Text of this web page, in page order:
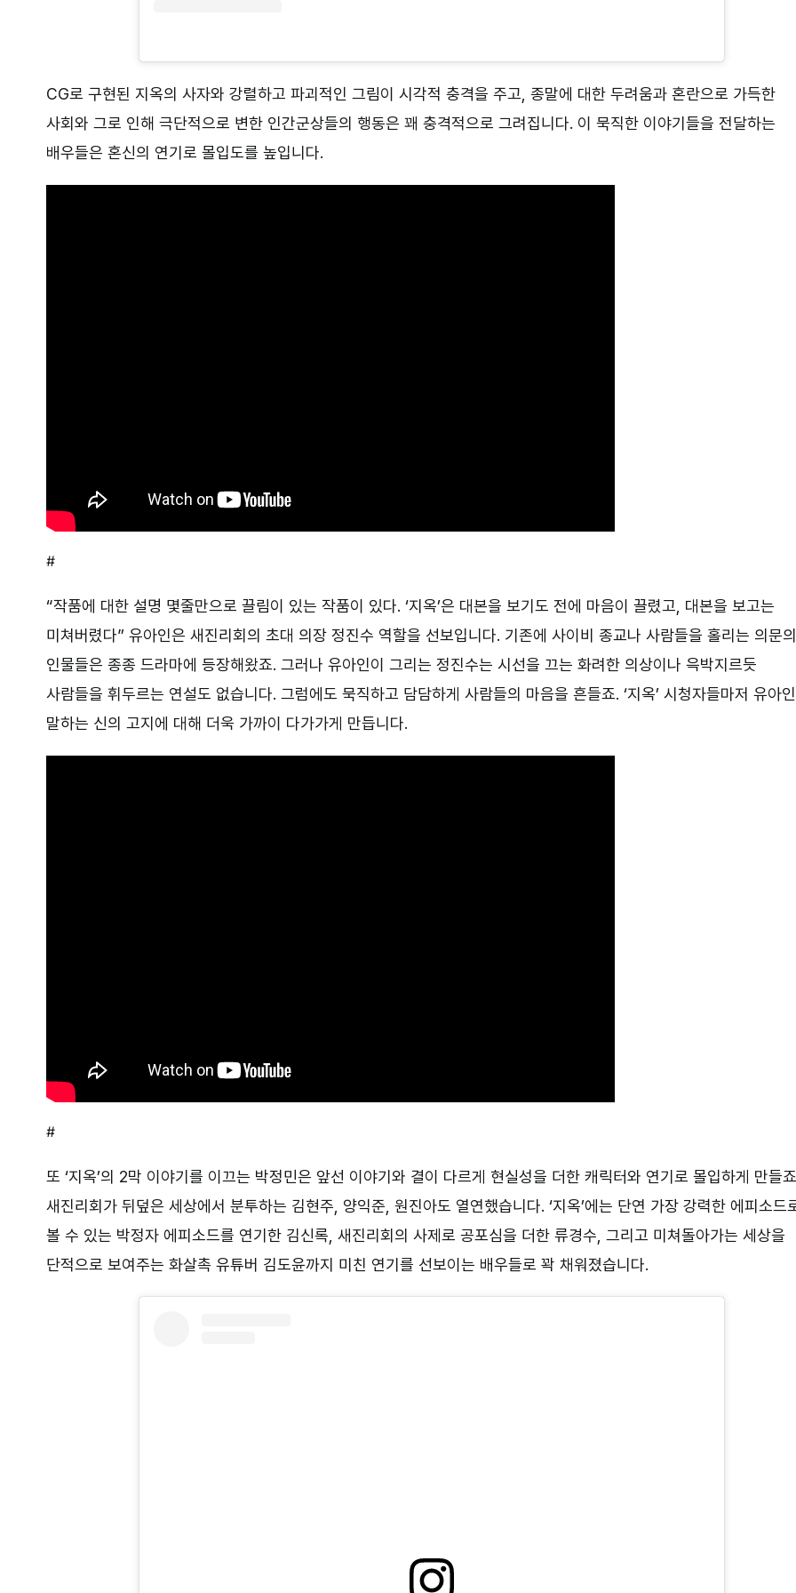
CG로 구현된 지옥의 사자와 강렬하고 파괴적인 그림이 시각적 충격을 주고, 종말에 대한 두려움과 혼란으로 가득한
사회와 그로 인해 극단적으로 변한 인간군상들의 행동은 꽤 충격적으로 그려집니다. 이 묵직한 이야기들을 전달하는
배우들은 혼신의 연기로 몰입도를 높입니다.
#
“작품에 대한 설명 몇줄만으로 끌림이 있는 작품이 있다. ‘지옥’은 대본을 보기도 전에 마음이 끌렸고, 대본을 보고는
미쳐버렸다” 유아인은 새진리회의 초대 의장 정진수 역할을 선보입니다. 기존에 사이비 종교나 사람들을 홀리는 의문의
인물들은 종종 드라마에 등장해왔죠. 그러나 유아인이 그리는 정진수는 시선을 끄는 화려한 의상이나 윽박지르듯
사람들을 휘두르는 연설도 없습니다. 그럼에도 묵직하고 담담하게 사람들의 마음을 흔들죠. ‘지옥’ 시청자들마저 유아
말하는 신의 고지에 대해 더욱 가까이 다가가게 만듭니다.
#
또 ‘지옥’의 2막 이야기를 이끄는 박정민은 앞선 이야기와 결이 다르게 현실성을 더한 캐릭터와 연기로 몰입하게 만들
새진리회가 뒤덮은 세상에서 분투하는 김현주, 양익준, 원진아도 열연했습니다. ‘지옥’에는 단연 가장 강력한 에피소드
볼 수 있는 박정자 에피소드를 연기한 김신록, 새진리회의 사제로 공포심을 더한 류경수, 그리고 미쳐돌아가는 세상을
단적으로 보여주는 화살촉 유튜버 김도윤까지 미친 연기를 선보이는 배우들로 꽉 채워졌습니다.